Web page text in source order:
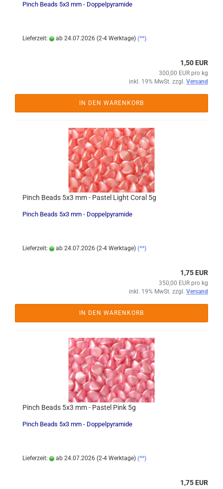
Pinch Beads 5x3 mm - Doppelpyramide
Lieferzeit: ab 24.07.2026 (2-4 Werktage) (**)
1,50 EUR
300,00 EUR pro kg
inkl. 19% MwSt. zzgl. Versand
IN DEN WARENKORB
Pinch Beads 5x3 mm - Pastel Light Coral 5g
Pinch Beads 5x3 mm - Doppelpyramide
Lieferzeit: ab 24.07.2026 (2-4 Werktage) (**)
1,75 EUR
350,00 EUR pro kg
inkl. 19% MwSt. zzgl. Versand
IN DEN WARENKORB
Pinch Beads 5x3 mm - Pastel Pink 5g
Pinch Beads 5x3 mm - Doppelpyramide
Lieferzeit: ab 24.07.2026 (2-4 Werktage) (**)
1,75 EUR